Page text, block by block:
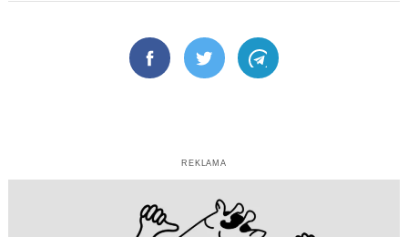
FacebookTwitter Telegram
REKLAMA